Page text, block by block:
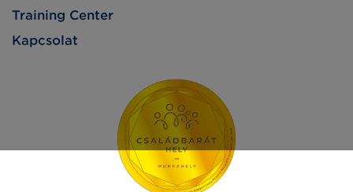
Training Center
Kapcsolat